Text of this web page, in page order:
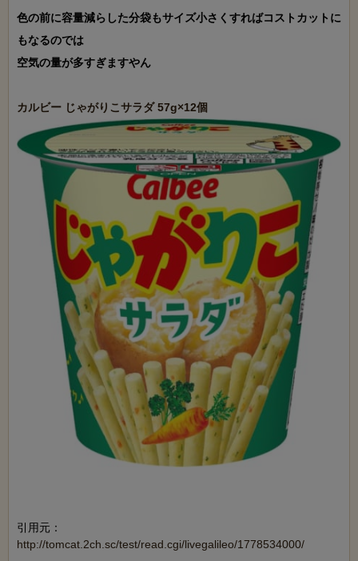
色の前に容量減らした分袋もサイズ小さくすればコストカットに
もなるのでは
空気の量が多すぎますやん
引用元：
http://tomcat.2ch.sc/test/read.cgi/livegalileo/1778534000/